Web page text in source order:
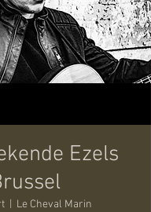
Ezels
Le Cheval Marin